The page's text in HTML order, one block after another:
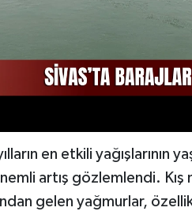
en etkili yağışlarının
artış gözlemlendi.
gelen yağmurlar,